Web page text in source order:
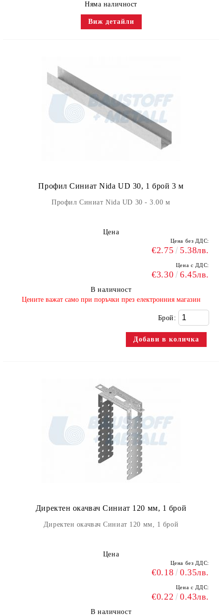
Няма наличност
Виж детайли
Профил Синиат Nida UD 30, 1 брой 3 м
Профил Синиат Nida UD 30 - 3.00 м
Цена
Цена без ДДС:
€2.75 5.38лв.
Цена с ДДС:
€3.30 6.45лв.
В наличност
​Цените важат само при поръчки през електронния магазин
Брой:
Директен окачвач Синиат 120 мм, 1 брой
Директен окачвач Синиат 120 мм, 1 брой
Цена
Цена без ДДС:
€0.18 0.35лв.
Цена с ДДС:
€0.22 0.43лв.
В наличност